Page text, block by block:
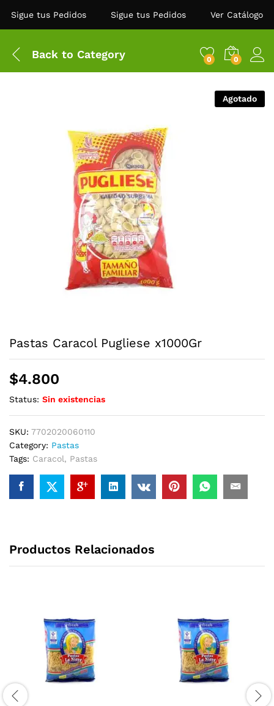
Sigue tus Pedidos Sigue tus Pedidos Ver Catálogo
Back to Category 0 0
Agotado
Pastas Caracol Pugliese x1000Gr
$4.800
Status: Sin existencias
SKU: 7702020060110
Category: Pastas
Tags: Caracol, Pastas
Productos Relacionados